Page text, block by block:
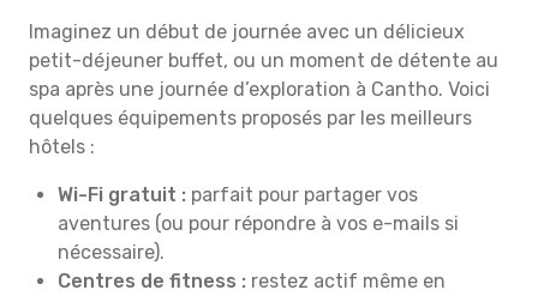
Imaginez un début de journée avec un délicieux
petit-déjeuner buffet, ou un moment de détente au
spa après une journée d’exploration à Cantho. Voici
quelques équipements proposés par les meilleurs
hôtels :
Wi-Fi gratuit : parfait pour partager vos
aventures (ou pour répondre à vos e-mails si
nécessaire).
Centres de fitness : restez actif même en